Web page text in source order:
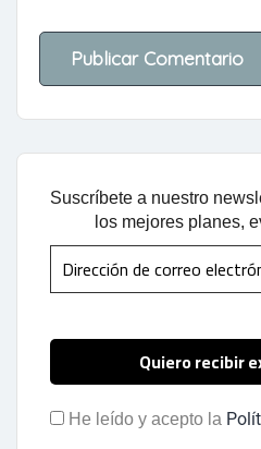
Suscríbete a nuestro
los mejores planes,
He leído y acepto la